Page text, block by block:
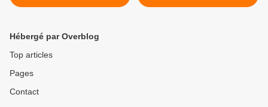
Hébergé par Overblog
Top articles
Pages
Contact